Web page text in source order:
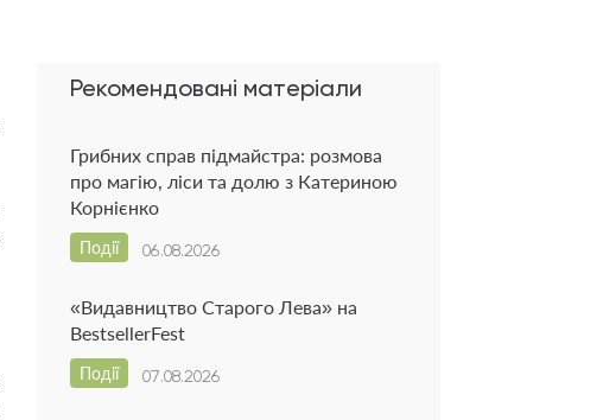
Рекомендовані матеріали
Грибних справ підмайстра: розмова
про магію, ліси та долю з Катериною
Корнієнко
06.08.2026
Події
«Видавництво Старого Лева» на
BestsellerFest
07.08.2026
Події